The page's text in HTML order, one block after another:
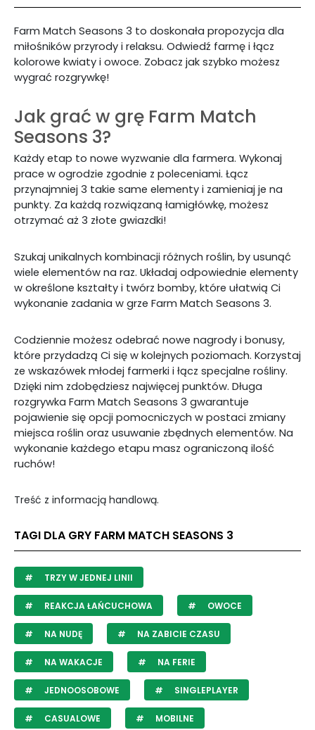
Farm Match Seasons 3 to doskonała propozycja dla
miłośników przyrody i relaksu. Odwiedź farmę i łącz
kolorowe kwiaty i owoce. Zobacz jak szybko możesz
wygrać rozgrywkę!
Jak grać w grę Farm Match
Seasons 3?
Każdy etap to nowe wyzwanie dla farmera. Wykonaj
prace w ogrodzie zgodnie z poleceniami. Łącz
przynajmniej 3 takie same elementy i zamieniaj je na
punkty. Za każdą rozwiązaną łamigłówkę, możesz
otrzymać aż 3 złote gwiazdki!
Szukaj unikalnych kombinacji różnych roślin, by usunąć
wiele elementów na raz. Układaj odpowiednie elementy
w określone kształty i twórz bomby, które ułatwią Ci
wykonanie zadania w grze Farm Match Seasons 3.
Codziennie możesz odebrać nowe nagrody i bonusy,
które przydadzą Ci się w kolejnych poziomach. Korzystaj
ze wskazówek młodej farmerki i łącz specjalne rośliny.
Dzięki nim zdobędziesz najwięcej punktów. Długa
rozgrywka Farm Match Seasons 3 gwarantuje
pojawienie się opcji pomocniczych w postaci zmiany
miejsca roślin oraz usuwanie zbędnych elementów. Na
wykonanie każdego etapu masz ograniczoną ilość
ruchów!
Treść z informacją handlową.
TAGI DLA GRY FARM MATCH SEASONS 3
TRZY W JEDNEJ LINII
REAKCJA ŁAŃCUCHOWA OWOCE
NA NUDĘ NA ZABICIE CZASU
NA WAKACJE NA FERIE
JEDNOOSOBOWE SINGLEPLAYER
CASUALOWE MOBILNE